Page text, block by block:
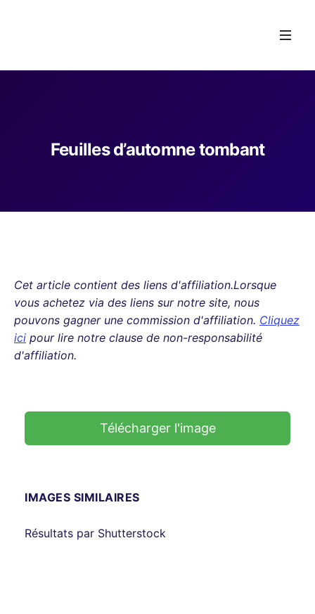
Feuilles d’automne tombant
Cet article contient des liens d'affiliation.Lorsque
vous achetez via des liens sur notre site, nous
pouvons gagner une commission d'affiliation. Cliquez
ici pour lire notre clause de non-responsabilité
d'affiliation.
Télécharger l'image
IMAGES SIMILAIRES
Résultats par Shutterstock